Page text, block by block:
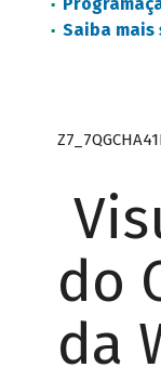
Saiba mais
do
da